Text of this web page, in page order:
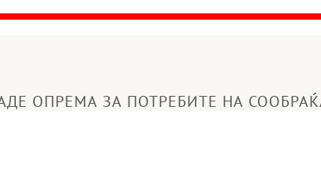
ОПРЕМА ЗА ПОТРЕБИТЕ НА